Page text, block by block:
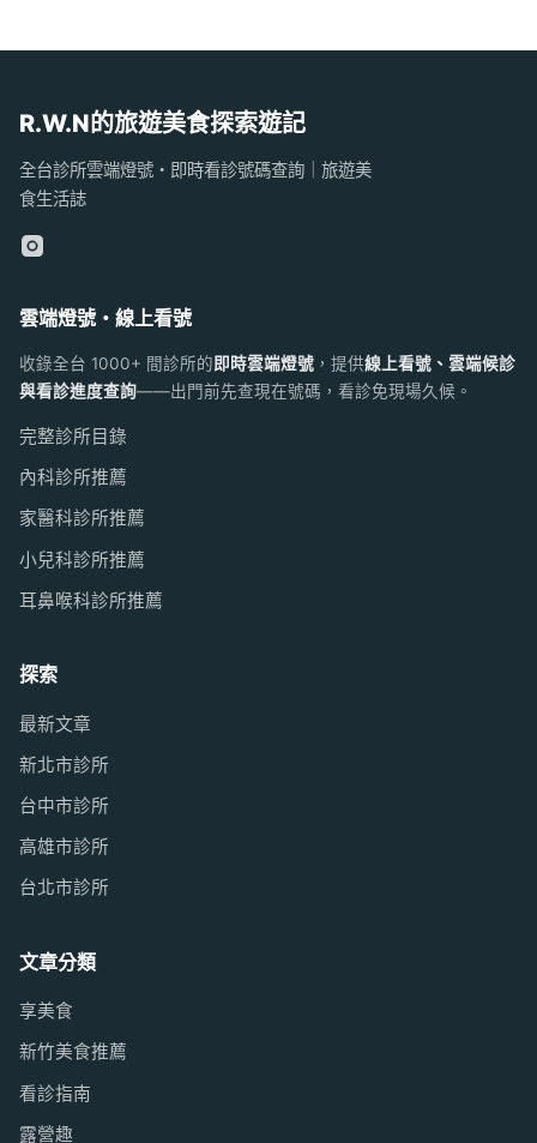
R.W.N的旅遊美食探索遊記
全台診所雲端燈號・即時看診號碼查詢｜旅遊美
食生活誌
雲端燈號・線上看號
收錄全台 1000+ 間診所的 即時雲端燈號 ，提供線上看號、雲端候診
與看診進度查詢——出門前先查現在號碼，看診免現場久候。
完整診所目錄
內科診所推薦
家醫科診所推薦
小兒科診所推薦
耳鼻喉科診所推薦
探索
最新文章
新北市診所
台中市診所
高雄市診所
台北市診所
文章分類
享美食
新竹美食推薦
看診指南
露營趣